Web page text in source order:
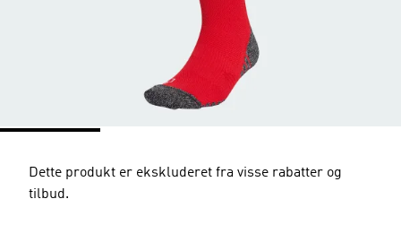
Dette produkt er ekskluderet fra visse rabatter og
tilbud.